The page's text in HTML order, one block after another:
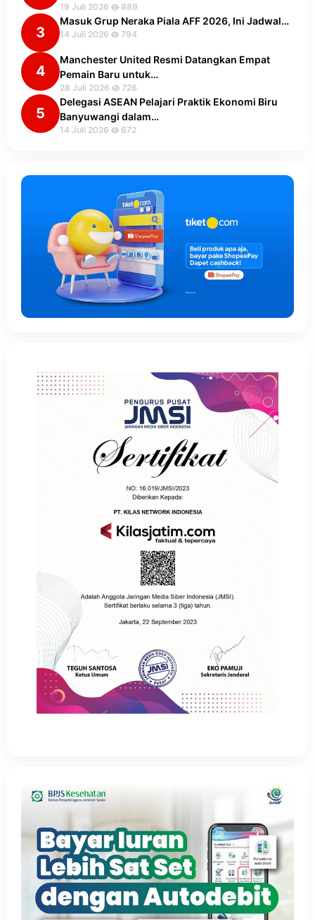
19 Juli 2026 889
3
Masuk Grup Neraka Piala AFF 2026, Ini Jadwal…
14 Juli 2026 794
4
Manchester United Resmi Datangkan Empat
Pemain Baru untuk…
28 Juli 2026 726
5
Delegasi ASEAN Pelajari Praktik Ekonomi Biru
Banyuwangi dalam…
14 Juli 2026 672